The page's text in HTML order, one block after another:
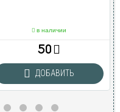
в наличии
50
ДОБАВИТЬ